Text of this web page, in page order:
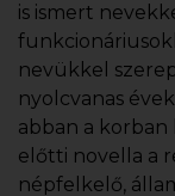
is ismert
nevükkel
nyolcvanas
abban a korban
előtti novella a
népfelkelő,